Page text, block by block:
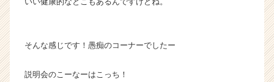
そんな感じです！愚痴のコーナーでしたー
説明会のこーなーはこっち！